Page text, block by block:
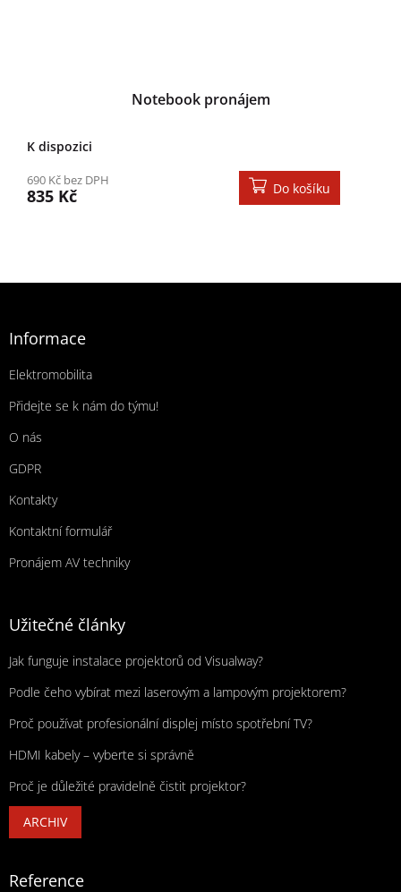
Notebook pronájem
K dispozici
690 Kč bez DPH
835 Kč Do košíku
Zápatí
Informace
Elektromobilita
Přidejte se k nám do týmu!
O nás
GDPR
Kontakty
Kontaktní formulář
Pronájem AV techniky
Užitečné články
Jak funguje instalace projektorů od Visualway?
Podle čeho vybírat mezi laserovým a lampovým projektorem?
Proč používat profesionální displej místo spotřební TV?
HDMI kabely – vyberte si správně
Proč je důležité pravidelně čistit projektor?
ARCHIV
Reference